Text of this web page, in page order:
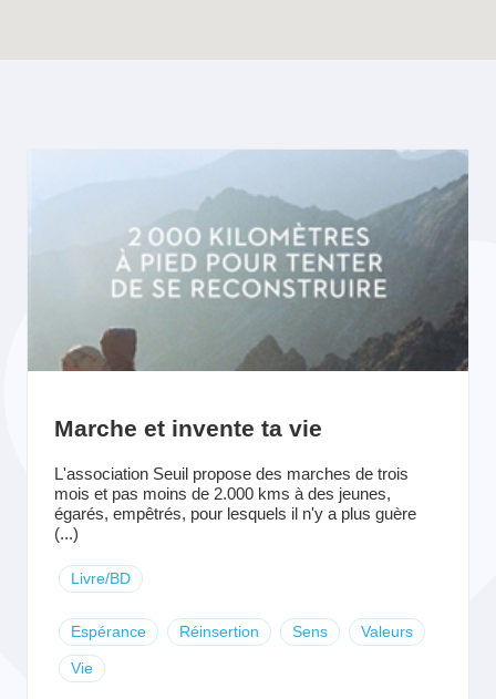
Marche et invente ta vie
L'association Seuil propose des marches de trois
mois et pas moins de 2.000 kms à des jeunes,
égarés, empêtrés, pour lesquels il n'y a plus guère
(...)
Livre/BD
Espérance Réinsertion Sens Valeurs
Vie